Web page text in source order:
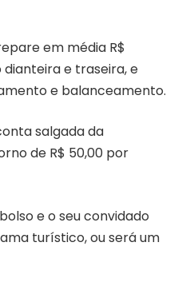
em média R$
dianteira e traseira, e
e balanceamento.
salgada da
de R$ 50,00 por
e o seu convidado
turístico, ou será um